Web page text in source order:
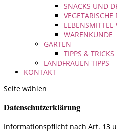
SNACKS UND
VEGETARISCHE
WARENKUNDE
GARTEN
TIPPS & TRICKS
LANDFRAUEN TIPPS
KONTAKT
Seite wählen
Datenschutzerklärung
Informationspflicht nach Art. 13